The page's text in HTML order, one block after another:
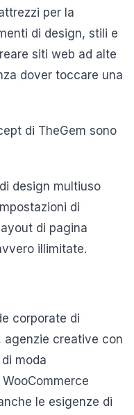
per la
di design, stili e
siti web ad alte
dover toccare una
di TheGem sono
design multiuso
di
di pagina
illimitate.
corporate di
agenzie creative con
moda
le esigenze di